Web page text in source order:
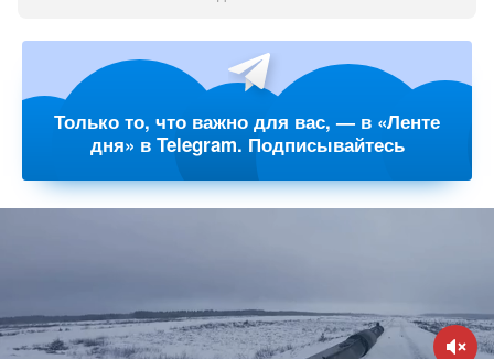
Только то, что важно для вас, — в «Ленте
дня» в Telegram. Подписывайтесь